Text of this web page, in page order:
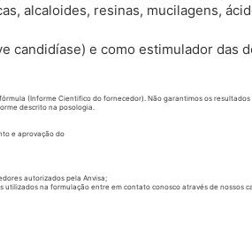
alcaloides, resinas, mucilagens,
candidíase) e como estimulador das
(Informe Cientifico do fornecedor). Não garantimos os
descrito na posologia.
e aprovação do
autorizados pela Anvisa;
na formulação entre em contato conosco através de nossos